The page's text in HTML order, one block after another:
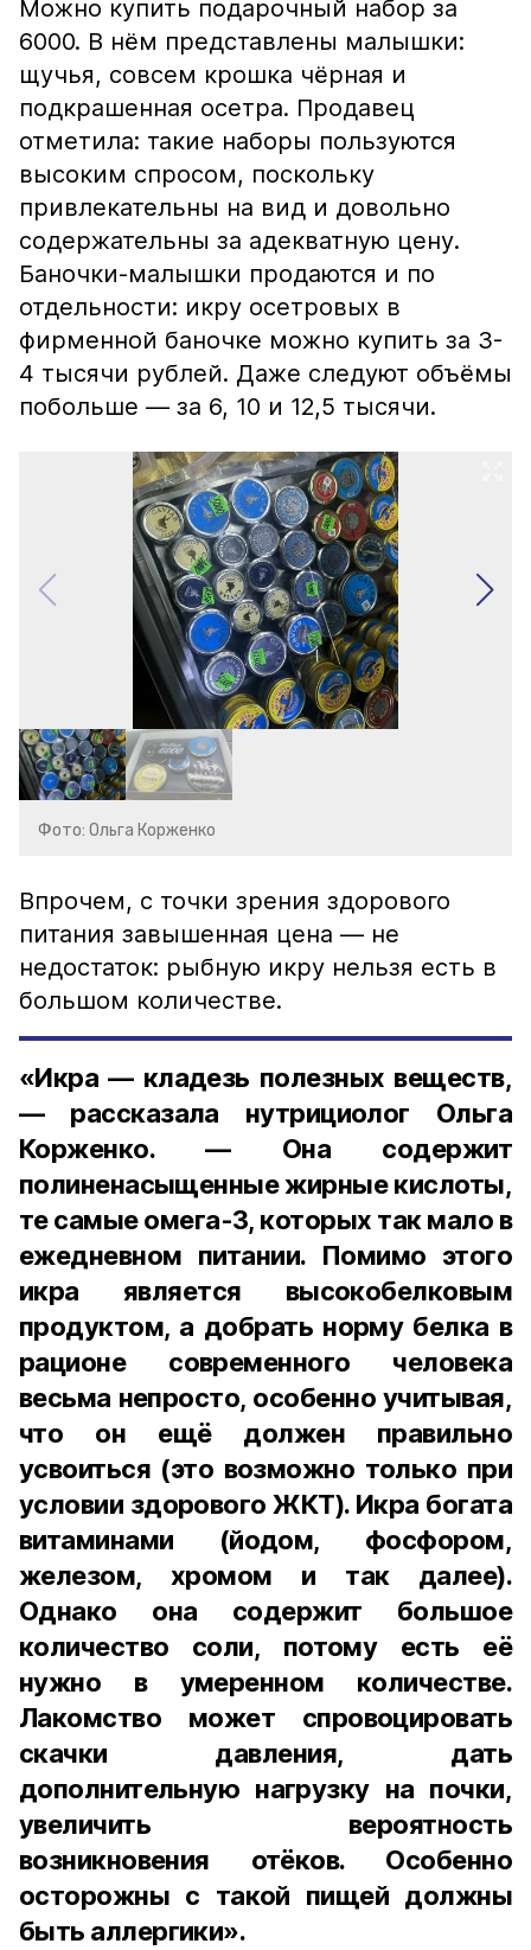
Можно купить подарочный набор за
6000. В нём представлены малышки:
щучья, совсем крошка чёрная и
подкрашенная осетра. Продавец
отметила: такие наборы пользуются
высоким спросом, поскольку
привлекательны на вид и довольно
содержательны за адекватную цену.
Баночки-малышки продаются и по
отдельности: икру осетровых в
фирменной баночке можно купить за 3-
4 тысячи рублей. Даже следуют объёмы
побольше — за 6, 10 и 12,5 тысячи.
Фото: Ольга Корженко
Впрочем, с точки зрения здорового
питания завышенная цена — не
недостаток: рыбную икру нельзя есть в
большом количестве.
«Икра — кладезь полезных веществ,
— рассказала нутрициолог Ольга
Корженко. — Она содержит
полиненасыщенные жирные кислоты,
те самые омега-3, которых так мало в
ежедневном питании. Помимо этого
икра является высокобелковым
продуктом, а добрать норму белка в
рационе современного человека
весьма непросто, особенно учитывая,
что он ещё должен правильно
усвоиться (это возможно только при
условии здорового ЖКТ). Икра богата
витаминами (йодом, фосфором,
железом, хромом и так далее).
Однако она содержит большое
количество соли, потому есть её
нужно в умеренном количестве.
Лакомство может спровоцировать
скачки давления, дать
дополнительную нагрузку на почки,
увеличить вероятность
возникновения отёков. Особенно
осторожны с такой пищей должны
быть аллергики».